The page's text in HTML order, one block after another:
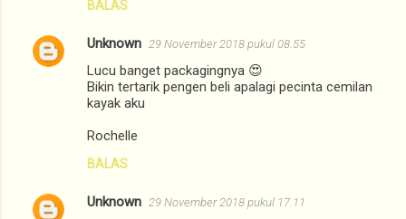
BALAS
Unknown 29 November 2018 pukul 08.55
Lucu banget packagingnya 😍
Bikin tertarik pengen beli apalagi pecinta cemilan
kayak aku
Rochelle
BALAS
Unknown 29 November 2018 pukul 17.11